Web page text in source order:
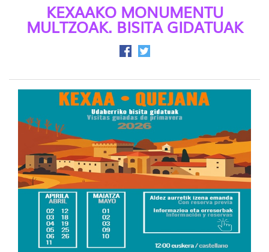
KEXAAKO MONUMENTU
MULTZOAK. BISITA GIDATUAK
Facebook-en partekatu
Twitter-en partekatu